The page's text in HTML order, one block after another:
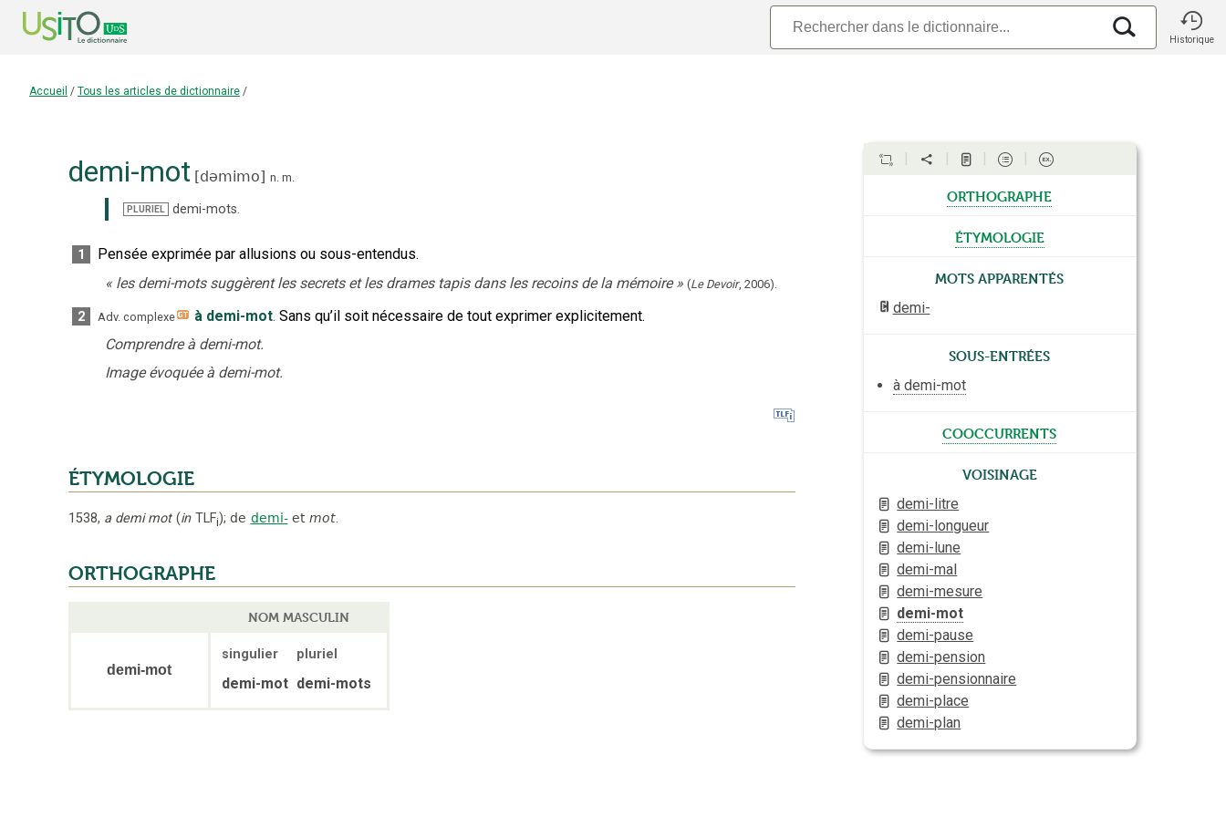
Historique
Accueil / Tous les articles de dictionnaire /
demi-mot [dəmimo] n. m.
PLURIEL demi-mots.
1
Pensée exprimée par allusions ou sous-entendus.
« les demi-mots suggèrent les secrets et les drames tapis dans les recoins de la mémoire » (Le Devoir, 2006).
2 Adv. complexe à demi-mot. Sans qu’il soit nécessaire de tout exprimer explicitement.
Comprendre à demi-mot.
Image évoquée à demi-mot.
ÉTYMOLOGIE
1538, a demi mot (in TLFi); de demi- et mot.
ORTHOGRAPHE
NOM MASCULIN
demi-mot
singulier pluriel
demi-mot demi-mots
orthographe
étymologie
Mots apparentés
demi-
Sous-entrées
à demi-mot
cooccurrents
Voisinage
demi-litre
demi-longueur
demi-lune
demi-mal
demi-mesure
demi-mot
demi-pause
demi-pension
demi-pensionnaire
demi-place
demi-plan